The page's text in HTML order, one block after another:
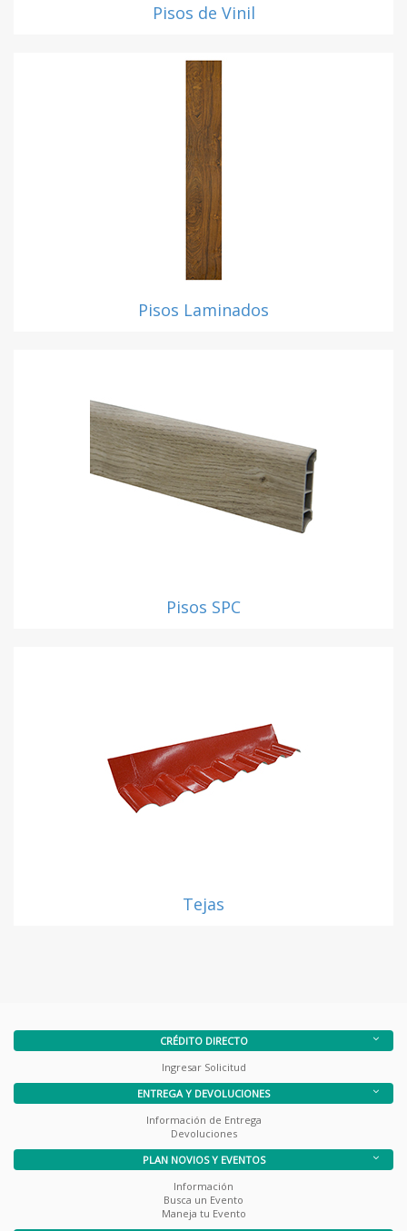
Pisos de Vinil
Pisos Laminados
Pisos SPC
Tejas
CRÉDITO DIRECTO
Ingresar Solicitud
ENTREGA Y DEVOLUCIONES
Información de Entrega
Devoluciones
PLAN NOVIOS Y EVENTOS
Información
Busca un Evento
Maneja tu Evento